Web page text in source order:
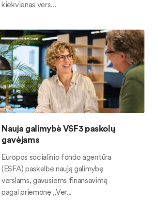
kiekvienas vers...
Nauja galimybė VSF3 paskolų
gavėjams
Europos socialinio fondo agentūra
(ESFA) paskelbė naują galimybę
verslams, gavusiems finansavimą
pagal priemonę „Ver...